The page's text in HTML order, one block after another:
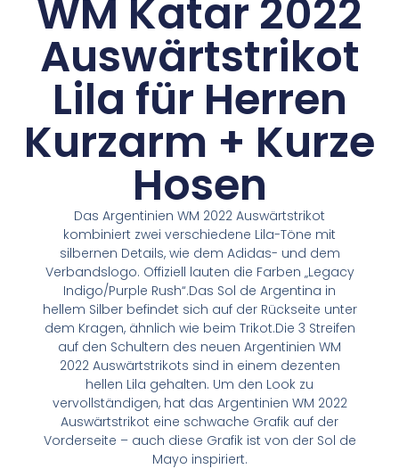
WM Katar 2022
Auswärtstrikot
Lila für Herren
Kurzarm + Kurze
Hosen
Das Argentinien WM 2022 Auswärtstrikot
kombiniert zwei verschiedene Lila-Töne mit
silbernen Details, wie dem Adidas- und dem
Verbandslogo. Offiziell lauten die Farben „Legacy
Indigo/Purple Rush“.Das Sol de Argentina in
hellem Silber befindet sich auf der Rückseite unter
dem Kragen, ähnlich wie beim Trikot.Die 3 Streifen
auf den Schultern des neuen Argentinien WM
2022 Auswärtstrikots sind in einem dezenten
hellen Lila gehalten. Um den Look zu
vervollständigen, hat das Argentinien WM 2022
Auswärtstrikot eine schwache Grafik auf der
Vorderseite – auch diese Grafik ist von der Sol de
Mayo inspiriert.